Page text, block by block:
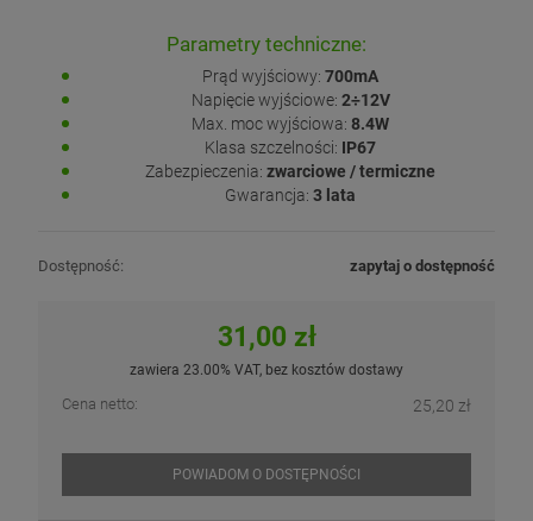
Parametry techniczne:
Prąd wyjściowy: 700mA
Napięcie wyjściowe: 2÷12V
Max. moc wyjściowa: 8.4W
Klasa szczelności: IP67
Zabezpieczenia: zwarciowe / termiczne
Gwarancja: 3 lata
Dostępność: zapytaj o dostępność
31,00 zł
zawiera 23.00% VAT, bez kosztów dostawy
Cena netto: 25,20 zł
POWIADOM O DOSTĘPNOŚCI